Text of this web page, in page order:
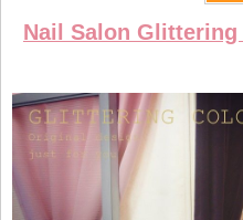
Nail Salon
比
る